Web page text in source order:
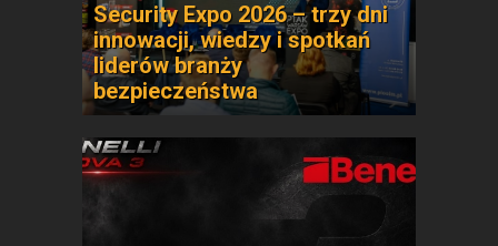
Security Expo 2026 – trzy dni
innowacji, wiedzy i spotkań
liderów branży
bezpieczeństwa